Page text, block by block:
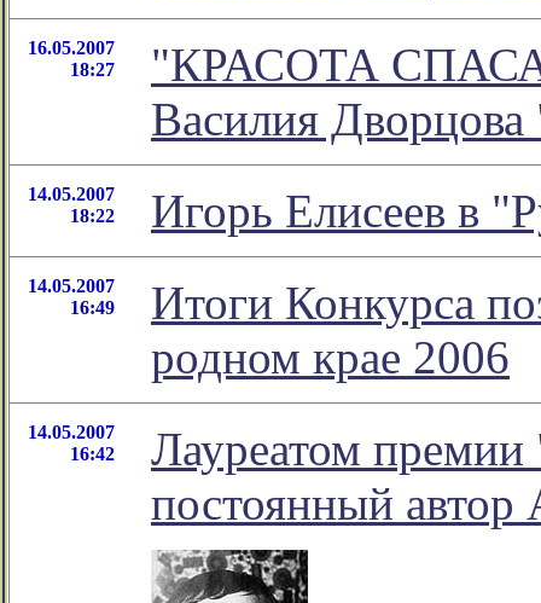
16.05.2007
18:27
"КРАСОТА
Василия
14.05.2007
18:22
Игорь Елисеев в
14.05.2007
16:49
Итоги Конкурса
родном крае 2006
14.05.2007
16:42
Лауреатом премии
постоянный автор